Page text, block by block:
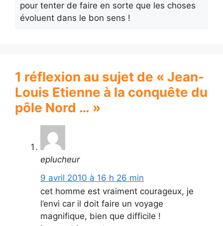
pour tenter de faire en sorte que les choses
évoluent dans le bon sens !
1 réflexion au sujet de « Jean-
Louis Etienne à la conquête du
pôle Nord … »
eplucheur
9 avril 2010 à 16 h 26 min
cet homme est vraiment courageux, je
l’envi car il doit faire un voyage
magnifique, bien que difficile !